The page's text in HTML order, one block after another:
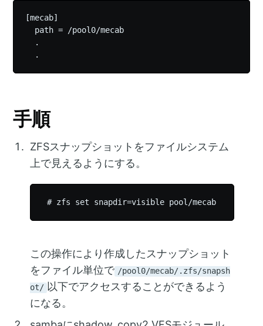
[mecab]
  path = /pool0/mecab
  .
手順
ZFSスナップショットをファイルシステム
上で見えるようにする。
この操作により作成したスナップショット
をファイル単位で /pool0/mecab/.zfs/snapsh
ot/ 以下でアクセスすることができるよう
になる。